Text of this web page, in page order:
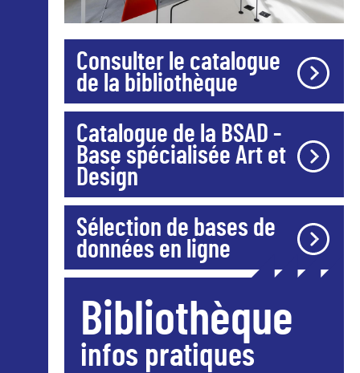
Consulter le catalogue
de la bibliothèque
Catalogue de la BSAD -
Base spécialisée Art et
Design
Sélection de bases de
données en ligne
Bibliothèque
infos pratiques